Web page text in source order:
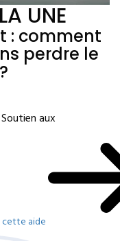
UNE
: comment
perdre le
aux
aide